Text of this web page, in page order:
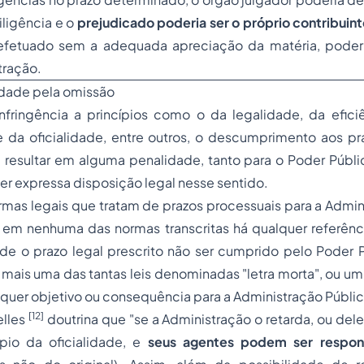
e o prejudicado poderia ser o próprio
sem a adequada apreciação da matéria,
pela omissão
a princípios como o da legalidade, da
da oficialidade, entre outros, o descumprimento aos
em alguma penalidade, tanto para o Poder
expressa disposição legal nesse sentido.
legais que tratam de prazos processuais para a
nenhuma das normas transcritas há qualquer
o prazo legal prescrito não ser cumprido pelo Poder
uma das tantas leis denominadas "letra morta", ou
objetivo ou consequência para a Administração
[12] doutrina que "se a Administração o retarda, ou
da oficialidade, e seus agentes podem ser